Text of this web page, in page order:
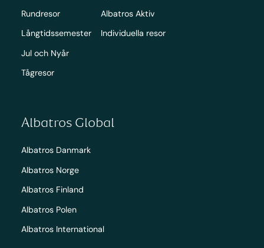
Rundresor
Långtidssemester
Jul och Nyår
Tågresor
Albatros Aktiv
Individuella resor
Albatros Global
Albatros Danmark
Albatros Norge
Albatros Finland
Albatros Polen
Albatros International